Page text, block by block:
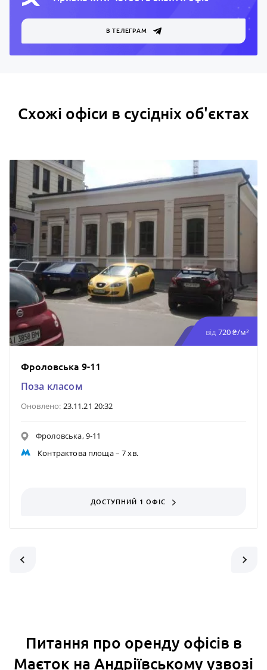
В ТЕЛЕГРАМ
Схожі офіси в сусідніх об'єктах
від 720 ₴/м²
Фроловська 9-11
Поза класом
Оновлено: 23.11.21 20:32
Фроловська, 9-11
Контрактова площа– 7 хв.
ДОСТУПНИЙ 1 ОФІС
Питання про оренду офісів в
Маєток на Андріївському узвозі